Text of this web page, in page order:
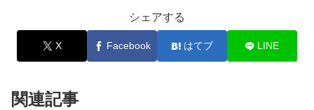
シェアする
X Facebook はてブ LINE
関連記事